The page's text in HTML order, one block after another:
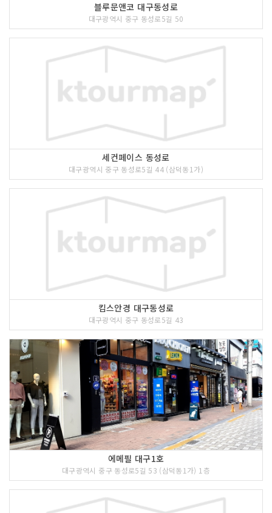
블루문앤코 대구동성로
대구광역시 중구 동성로5길 50
세컨페이스 동성로
대구광역시 중구 동성로5길 44 (삼덕동1가)
킴스안경 대구동성로
대구광역시 중구 동성로5길 43
에메필 대구1호
대구광역시 중구 동성로5길 53 (삼덕동1가) 1층